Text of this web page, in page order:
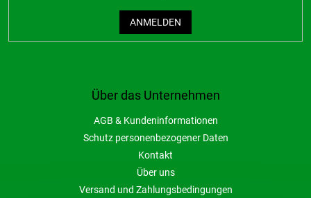
Über das Unternehmen
AGB & Kundeninformationen
Schutz personenbezogener Daten
Kontakt
Über uns
Versand und Zahlungsbedingungen
ANMELDEN